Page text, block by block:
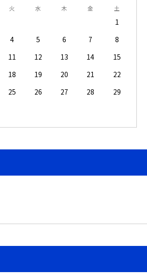
火 水 木 金 土
1
4 5 6 7
8
11 12 13 14
15
18 19 20 21
22
25 26 27 28
29